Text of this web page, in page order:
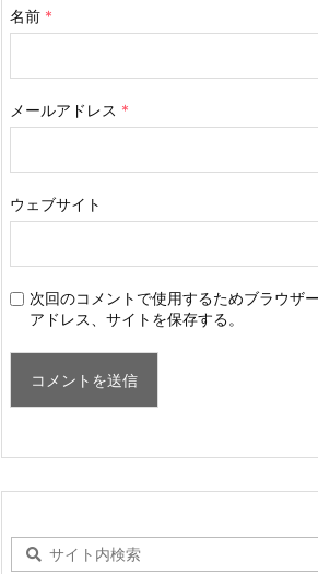
名前 *
メールアドレス *
ウェブサイト
次回のコメントで使用するためブラウザ
アドレス、サイトを保存する。